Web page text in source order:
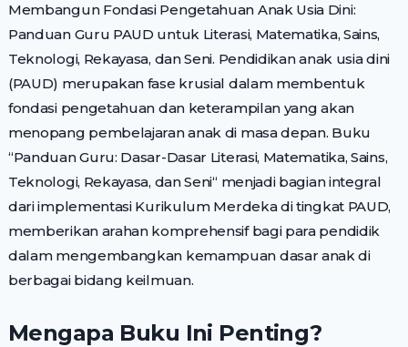
Membangun Fondasi Pengetahuan Anak Usia Dini:
Panduan Guru PAUD untuk Literasi, Matematika, Sains,
Teknologi, Rekayasa, dan Seni. Pendidikan anak usia dini
(PAUD) merupakan fase krusial dalam membentuk
fondasi pengetahuan dan keterampilan yang akan
menopang pembelajaran anak di masa depan. Buku
“Panduan Guru: Dasar-Dasar Literasi, Matematika, Sains,
Teknologi, Rekayasa, dan Seni“ menjadi bagian integral
dari implementasi Kurikulum Merdeka di tingkat PAUD,
memberikan arahan komprehensif bagi para pendidik
dalam mengembangkan kemampuan dasar anak di
berbagai bidang keilmuan.
Mengapa Buku Ini Penting?